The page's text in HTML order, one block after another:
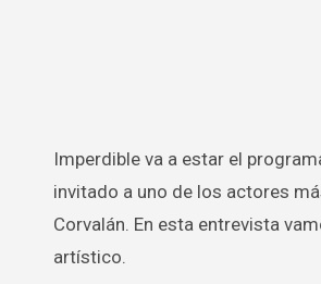
Imperdible va a estar el programa Ale Sobre Ruedas este domingo a las 21 hs por América Paraguay donde tendrá como
invitado a uno de los actores
Corvalán. En esta entrevista
artístico.